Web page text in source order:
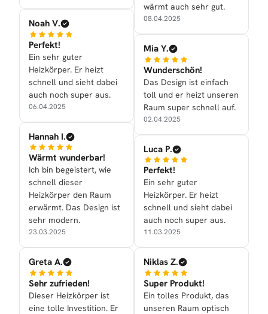
Noah V.
Perfekt!
Ein sehr guter
Heizkörper. Er heizt
schnell und sieht dabei
auch noch super aus.
06.04.2025
Hannah I.
Wärmt wunderbar!
Ich bin begeistert, wie
schnell dieser
Heizkörper den Raum
erwärmt. Das Design ist
sehr modern.
23.03.2025
Greta A.
Sehr zufrieden!
Dieser Heizkörper ist
eine tolle Investition. Er
wärmt auch sehr gut.
08.04.2025
Mia Y.
Wunderschön!
Das Design ist einfach
toll und er heizt unseren
Raum super schnell auf.
02.04.2025
Luca P.
Perfekt!
Ein sehr guter
Heizkörper. Er heizt
schnell und sieht dabei
auch noch super aus.
11.03.2025
Niklas Z.
Super Produkt!
Ein tolles Produkt, das
unseren Raum optisch